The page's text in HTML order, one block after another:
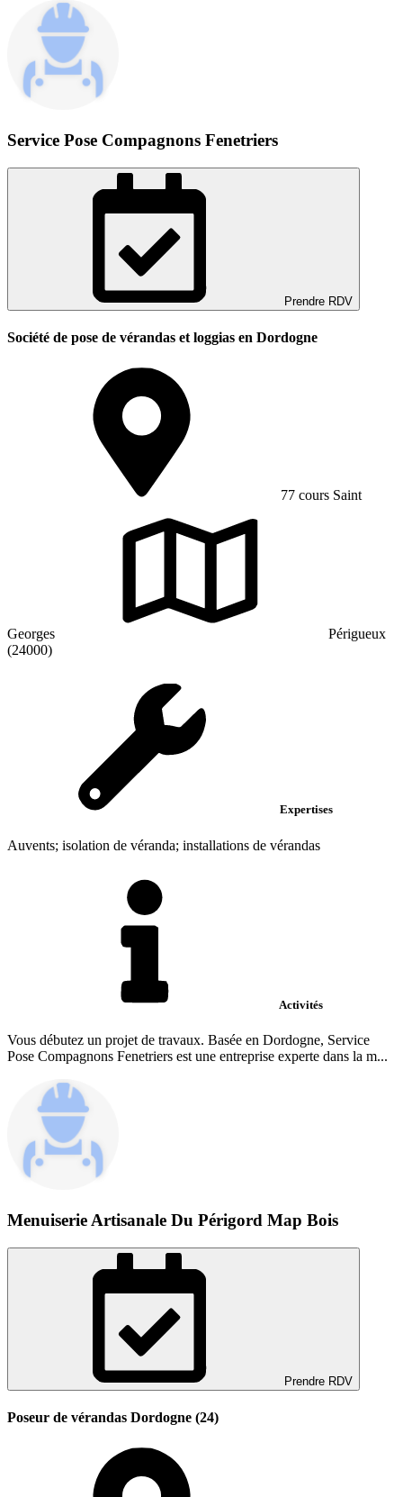
Service Pose Compagnons Fenetriers
Prendre RDV
Société de pose de vérandas et loggias en Dordogne
77 cours Saint
Georges
Périgueux
(24000)
Expertises
Auvents; isolation de véranda; installations de vérandas
Activités
Vous débutez un projet de travaux. Basée en Dordogne, Service
Pose Compagnons Fenetriers est une entreprise experte dans la m...
Menuiserie Artisanale Du Périgord Map Bois
Prendre RDV
Poseur de vérandas Dordogne (24)